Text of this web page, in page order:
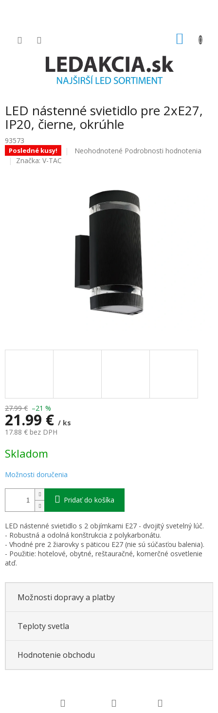
LED nástenné svietidlo pre 2xE27,
IP20, čierne, okrúhle
93573
Posledné kusy!
Priemerné
hviezdičiek.
Neohodnotené Podrobnosti hodnotenia
Značka: V-TAC
27.99 € –21 %
21.99 € / ks
17.88 € bez DPH
cena:
Skladom
Možnosti doručenia
Pridať do košíka
LED nástenné svietidlo s 2 objímkami E27 - dvojitý svetelný lúč.
- Robustná a odolná konštrukcia z polykarbonátu.
- Vhodné pre 2 žiarovky s päticou E27 (nie sú súčasťou balenia).
- Použitie: hotelové, obytné, reštauračné, komerčné osvetlenie
atď.
Možnosti dopravy a platby
Teploty svetla
Hodnotenie obchodu